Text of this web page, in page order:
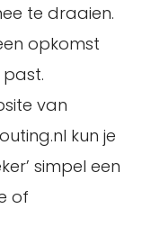
te draaien.
opkomst
past.
van
kun je
simpel een
of